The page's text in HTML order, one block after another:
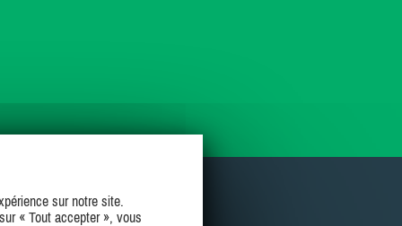
sur notre site.
« Tout accepter », vous